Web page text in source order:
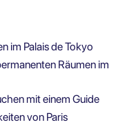
im Palais de Tokyo
Räumen im
mit einem Guide
von Paris